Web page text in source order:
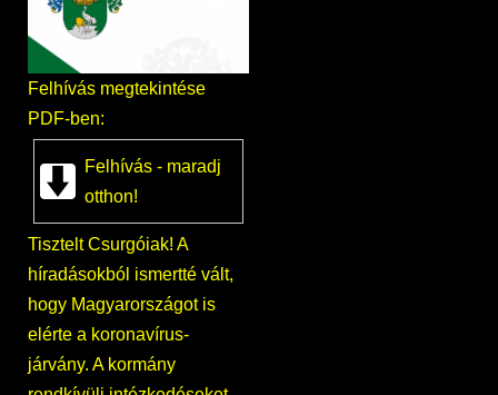
Felhívás megtekintése
PDF-ben:
Felhívás - maradj
otthon!
Tisztelt Csurgóiak! A
híradásokból ismertté vált,
hogy Magyarországot is
elérte a koronavírus-
járvány. A kormány